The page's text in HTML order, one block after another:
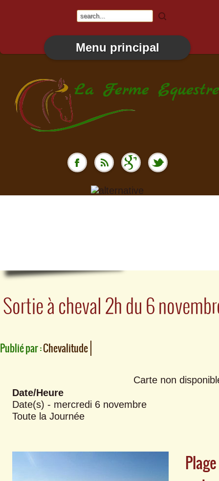
Menu principal
Sortie à cheval 2h du 6
Publié par :Chevalitude
Carte non
Date/Heure
Date(s) - mercredi 6 novembre
Toute la Journée
Plage